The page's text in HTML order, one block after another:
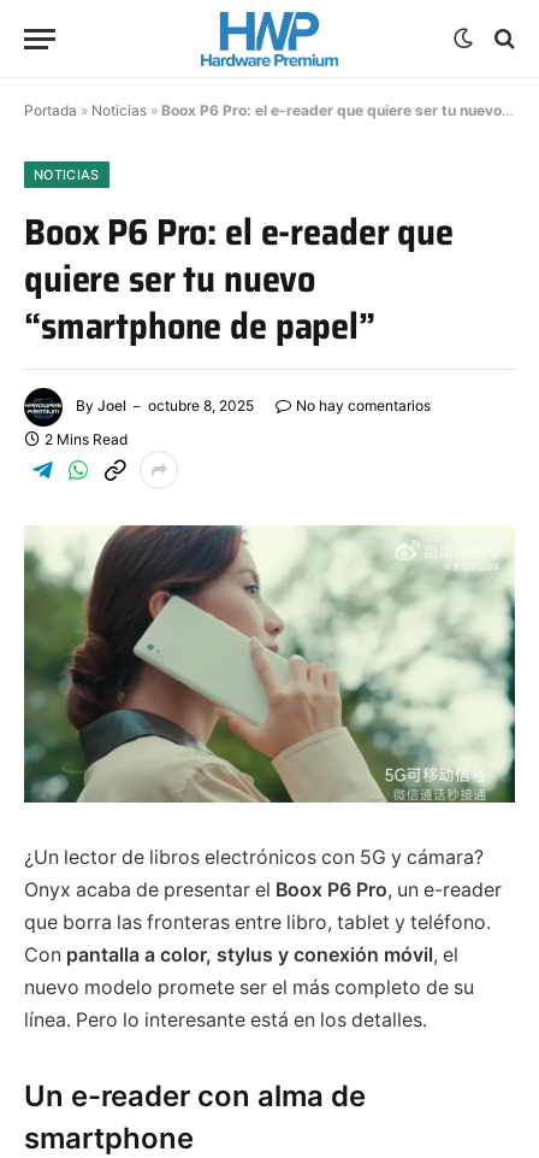
Portada » Noticias » Boox P6 Pro: el e-reader que quiere ser tu nuevo “smartphone de papel”
NOTICIAS
Boox P6 Pro: el e-reader que
quiere ser tu nuevo
“smartphone de papel”
By Joel octubre 8, 2025
No hay comentarios
2 Mins Read
¿Un lector de libros electrónicos con 5G y cámara?
Onyx acaba de presentar el Boox P6 Pro, un e-reader
que borra las fronteras entre libro, tablet y teléfono.
Con pantalla a color, stylus y conexión móvil, el
nuevo modelo promete ser el más completo de su
línea. Pero lo interesante está en los detalles.
Un e-reader con alma de
smartphone